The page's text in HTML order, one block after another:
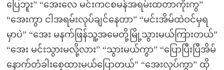
ပြေဘူး” “အေးလေ မင်းကငစမန်အရမ်းထတာကိုးကွ”
“အေးကွာ ငါအရမ်းလုပ်ချင်နေတာ” “မင်းအိမ်ထဲဝင်မှရ
မှာပဲ” “အေး မနက်ဖြန်သူ့အမေတို့မြို့သွားမယ်ကြားတယ်”
“အေး မင်းသွားမလို့လား” “သွားမယ်ကွာ” “ပြောပြီးပြီအိမ်
နောက်တံခါးစေ့ထားမယ်ပြောတယ်” “အေးလုပ်ကွာ” ထို